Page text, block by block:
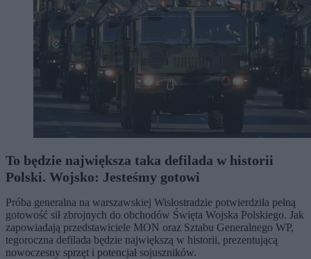
To będzie największa taka defilada w historii
Polski. Wojsko: Jesteśmy gotowi
Próba generalna na warszawskiej Wisłostradzie potwierdziła pełną
gotowość sił zbrojnych do obchodów Święta Wojska Polskiego. Jak
zapowiadają przedstawiciele MON oraz Sztabu Generalnego WP,
tegoroczna defilada będzie największą w historii, prezentującą
nowoczesny sprzęt i potencjał sojuszników.